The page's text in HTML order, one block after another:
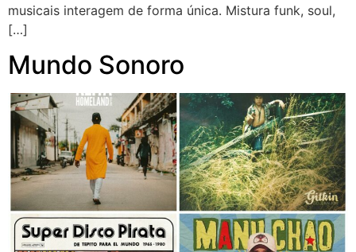
musicais interagem de forma única. Mistura funk, soul,
[…]
Mundo Sonoro